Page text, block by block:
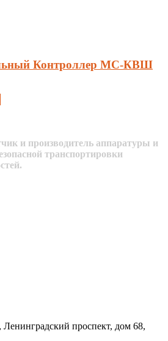
Контроллер МС-КВШ
и производитель аппаратуры и
транспортировки
проспект, дом 68,